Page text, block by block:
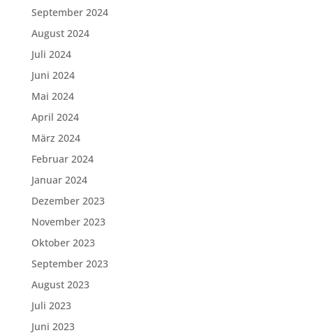
September 2024
August 2024
Juli 2024
Juni 2024
Mai 2024
April 2024
März 2024
Februar 2024
Januar 2024
Dezember 2023
November 2023
Oktober 2023
September 2023
August 2023
Juli 2023
Juni 2023